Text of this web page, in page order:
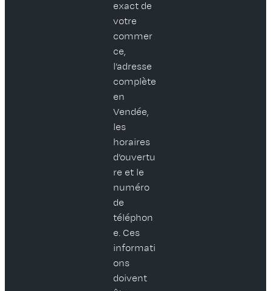
exact de
votre
commer
ce,
l’adresse
complète
en
Vendée,
les
horaires
d’ouvertu
re et le
numéro
de
téléphon
e. Ces
informati
ons
doivent